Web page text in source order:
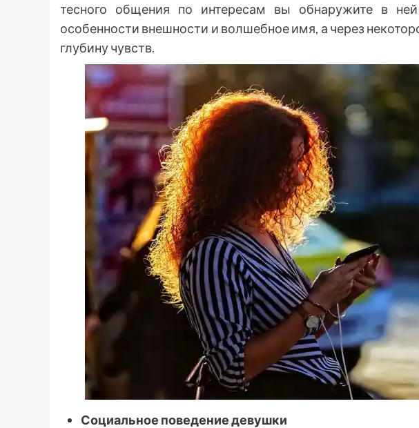
тесного общения по интересам вы обнаружите в
особенности внешности и волшебное имя, а через
глубину чувств.
Социальное поведение девушки